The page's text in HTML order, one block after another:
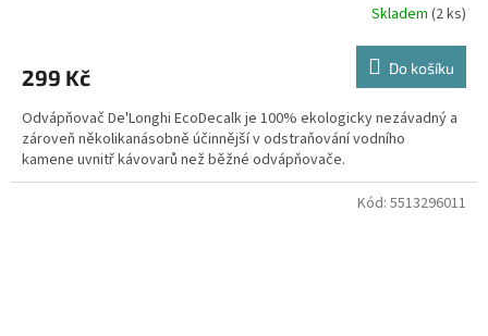
Skladem (2 ks)
299 Kč Do košíku
Odvápňovač De'Longhi EcoDecalk je 100% ekologicky nezávadný a
zároveň několikanásobně účinnější v odstraňování vodního
kamene uvnitř kávovarů než běžné odvápňovače.
Kód: 5513296011